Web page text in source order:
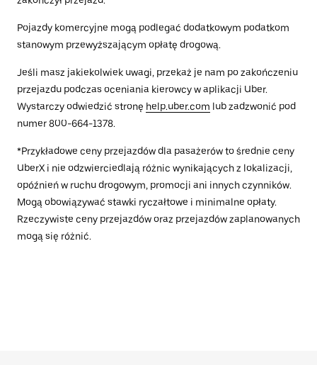
Pojazdy komercyjne mogą podlegać dodatkowym podatkom
stanowym przewyższającym opłatę drogową.
Jeśli masz jakiekolwiek uwagi, przekaż je nam po zakończeniu
przejazdu podczas oceniania kierowcy w aplikacji Uber.
Wystarczy odwiedzić stronę help.uber.com lub zadzwonić pod
numer 800-664-1378.
*Przykładowe ceny przejazdów dla pasażerów to średnie ceny
UberX i nie odzwierciedlają różnic wynikających z lokalizacji,
opóźnień w ruchu drogowym, promocji ani innych czynników.
Mogą obowiązywać stawki ryczałtowe i minimalne opłaty.
Rzeczywiste ceny przejazdów oraz przejazdów zaplanowanych
mogą się różnić.